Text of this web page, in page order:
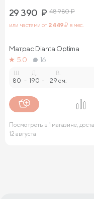
29 390 ₽ 48 980₽
или частями от 2 449₽ в мес.
Матрас Dianta Optima
5.0
16
Ш.
80 -
Д.
190 -
В.
29 см.
Посмотреть в 1 магазине,
12 августа